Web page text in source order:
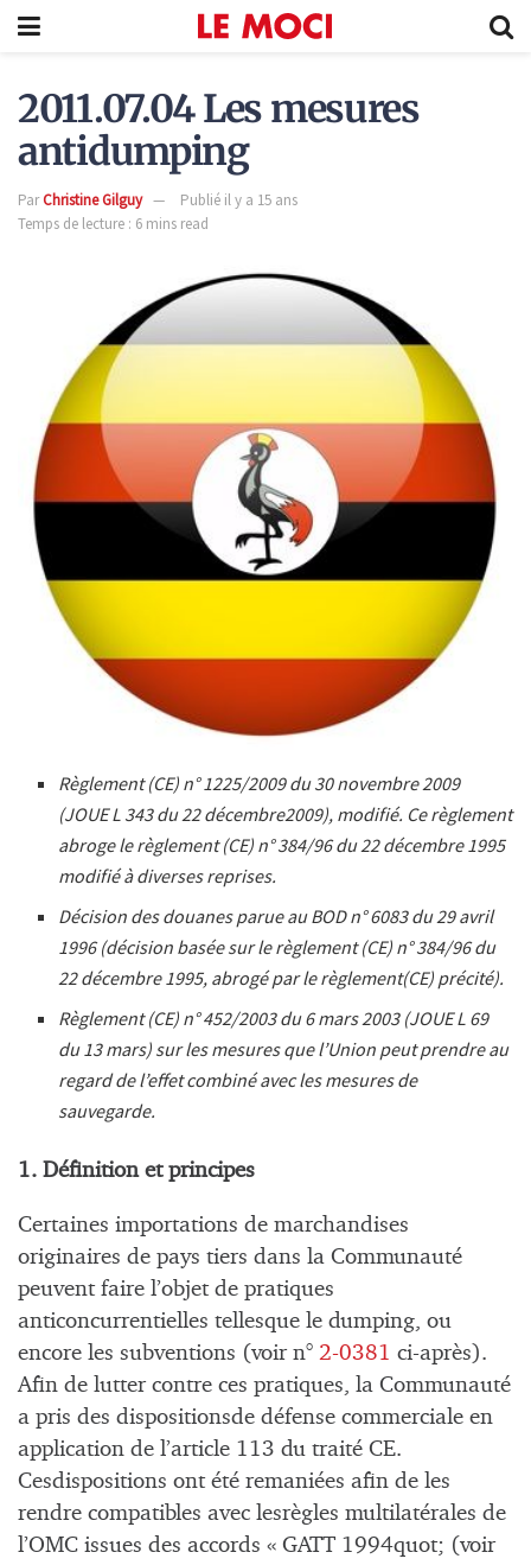
2011.07.04 Les mesures
antidumping
ParChristine Gilguy
Publié il y a 15 ans
Temps de lecture : 6 mins read
Règlement (CE) n° 1225/2009 du 30 novembre 2009
(JOUE L 343 du 22 décembre2009), modifié. Ce règlement
abroge le règlement (CE) n° 384/96 du 22 décembre 1995
modifié à diverses reprises.
Décision des douanes parue au BOD n° 6083 du 29 avril
1996 (décision basée sur le règlement (CE) n° 384/96 du
22 décembre 1995, abrogé par le règlement(CE) précité).
Règlement (CE) n° 452/2003 du 6 mars 2003 (JOUE L 69
du 13 mars) sur les mesures que l’Union peut prendre au
regard de l’effet combiné avec les mesures de
sauvegarde.
1. Définition et principes
Certaines importations de marchandises
originaires de pays tiers dans la Communauté
peuvent faire l’objet de pratiques
anticoncurrentielles tellesque le dumping, ou
encore les subventions (voir n° 2-0381 ci-après).
Afin de lutter contre ces pratiques, la Communauté
a pris des dispositionsde défense commerciale en
application de l’article 113 du traité CE.
Cesdispositions ont été remaniées afin de les
rendre compatibles avec lesrègles multilatérales de
l’OMC issues des accords « GATT 1994quot; (voir